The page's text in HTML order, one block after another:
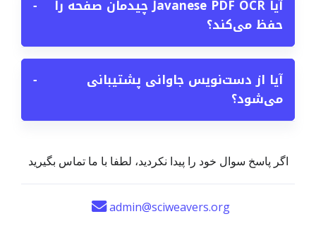
آیا Javanese PDF OCR چیدمان صفحه را
حفظ می‌کند؟
−
آیا از دست‌نویس جاوانی پشتیبانی
می‌شود؟
−
اگر پاسخ سوال خود را پیدا نکردید، لطفا با ما تماس بگیرید
admin@sciweavers.org